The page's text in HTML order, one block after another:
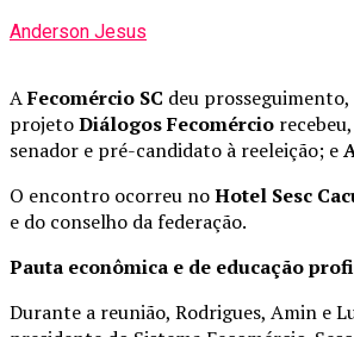
Anderson Jesus
AFecomércio SC deu
projetoDiálogos Fecomércio
senador e pré-candidato à reeleição; e
O encontro ocorreu noHotel Sesc
e do conselho da federação.
Pauta econômica e de educação
Durante a reunião, Rodrigues, Amin e